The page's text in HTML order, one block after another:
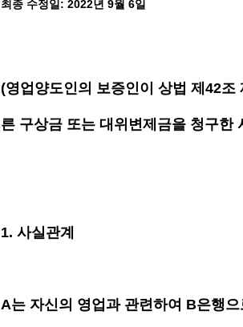
최종 수정일: 2022년 9월 6일
(영업양도인의 보증인이 상법 제42
른 구상금 또는 대위변제금을 청구한
1. 사실관계
A는 자신의 영업과 관련하여 B은행